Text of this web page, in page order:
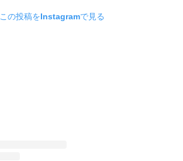
この投稿をInstagramで見る